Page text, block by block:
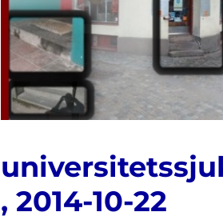
, 2014-10-22